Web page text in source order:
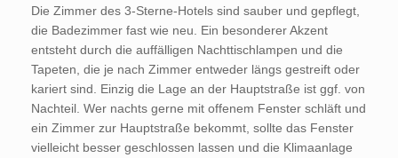
Die Zimmer des 3-Sterne-Hotels sind sauber und gepflegt,
die Badezimmer fast wie neu. Ein besonderer Akzent
entsteht durch die auffälligen Nachttischlampen und die
Tapeten, die je nach Zimmer entweder längs gestreift oder
kariert sind. Einzig die Lage an der Hauptstraße ist ggf. von
Nachteil. Wer nachts gerne mit offenem Fenster schläft und
ein Zimmer zur Hauptstraße bekommt, sollte das Fenster
vielleicht besser geschlossen lassen und die Klimaanlage